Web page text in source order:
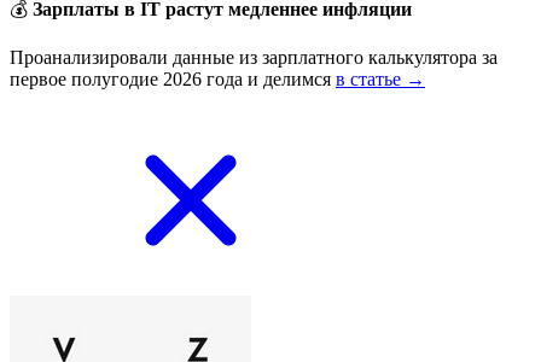
💰 Зарплаты в IT растут медленнее инфляции
Проанализировали данные из зарплатного калькулятора за
первое полугодие 2026 года и делимся в статье →